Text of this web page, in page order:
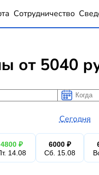
Сотрудничество
от 5040
Когда
Когда
Сегодня
4800 ₽
14.08
6000 ₽
Сб. 15.08